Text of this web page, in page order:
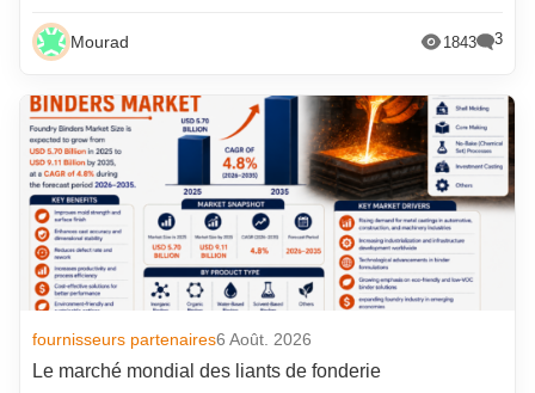
Mourad 1843 3
fournisseurs partenaires6 Août. 2026
Le marché mondial des liants de fonderie